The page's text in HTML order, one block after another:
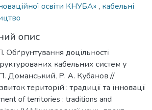
освіти КНУБА» , кабельні
опис
доцільності
кабельних систем у
Доманський, Р. А. Кубанов //
територій : традиції та інновації
of territories : traditions and